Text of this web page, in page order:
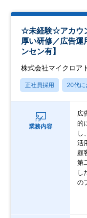
☆未経験☆アカウ
厚い研修／広告運
ンセン有】
株式会社マイクロア
正社員採用 20代に
業務内容
広
的
し
活
顧
第
し
の